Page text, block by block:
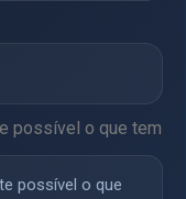
possível o que tem